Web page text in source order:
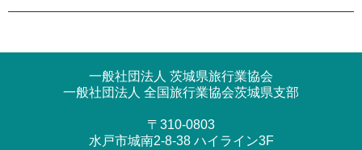
一般社団法人 茨城県旅行業協会
一般社団法人 全国旅行業協会茨城県支部
〒310-0803
水戸市城南2-8-38 ハイライン3F